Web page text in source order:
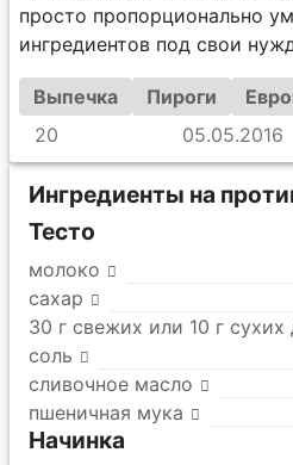
просто пропорционально
ингредиентов под свои
Выпечка Пироги
20
05.05.2016
Ингредиенты на
Тесто
молоко
сахар
30 г свежих или 10 г
соль
сливочное масло
пшеничная мука
Начинка